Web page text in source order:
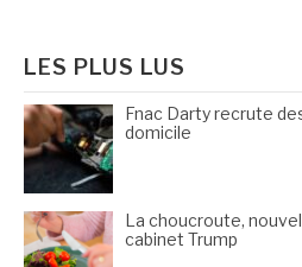
LES PLUS LUS
Fnac Darty recrute
domicile
La choucroute,
cabinet Trump